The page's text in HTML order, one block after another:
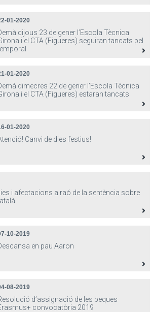
01-2020
dijous 23 de gener l’Escola Tècnica
i el CTA (Figueres) seguiran tancats pel
01-2020
dimecres 22 de gener l’Escola Tècnica
i el CTA (Figueres) estaran tancats
01-2020
Canvi de dies festius!
i afectacions a raó de la sentència sobre
10-2019
en pau Aaron
08-2019
d’assignació de les beques
convocatòria 2019